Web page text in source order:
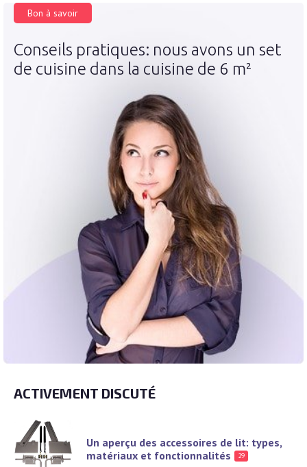
Bon à savoir
Conseils pratiques: nous avons un set
de cuisine dans la cuisine de 6 m²
ACTIVEMENT DISCUTÉ
Un aperçu des accessoires de lit: types,
matériaux et fonctionnalités
29